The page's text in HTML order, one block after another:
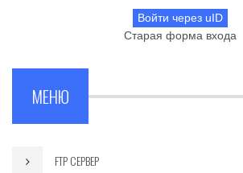
Войти через uID
Старая форма входа
МЕНЮ
FTP СЕРВЕР